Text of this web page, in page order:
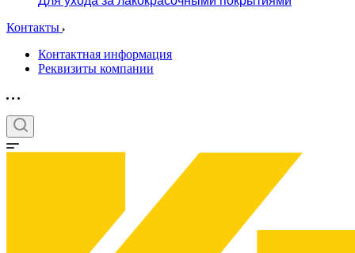
Контакты
Контактная информация
Реквизиты компании